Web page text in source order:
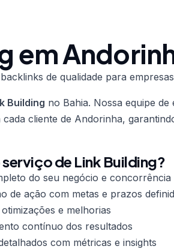
em
de qualidade para
Building no Bahia. Nossa equipe de
cliente de Andorinha,
de Link Building?
do seu negócio e
de ação com metas e prazos
e melhorias
contínuo dos resultados
com métricas e insights